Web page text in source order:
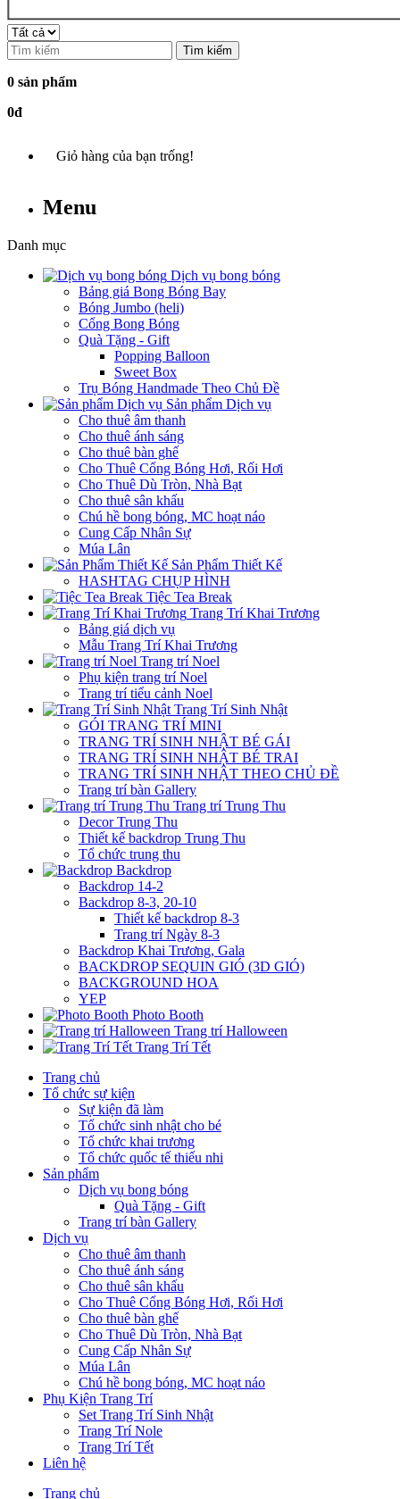
Tìm kiếm
0 sản phẩm
0đ
Giỏ hàng của bạn trống!
Menu
Danh mục
Dịch vụ bong bóng
Bảng giá Bong Bóng Bay
Bóng Jumbo (heli)
Cổng Bong Bóng
Quà Tặng - Gift
Popping Balloon
Sweet Box
Trụ Bóng Handmade Theo Chủ Đề
Sản phẩm Dịch vụ
Cho thuê âm thanh
Cho thuê ánh sáng
Cho thuê bàn ghế
Cho Thuê Cổng Bóng Hơi, Rối Hơi
Cho Thuê Dù Tròn, Nhà Bạt
Cho thuê sân khấu
Chú hề bong bóng, MC hoạt náo
Cung Cấp Nhân Sự
Múa Lân
Sản Phẩm Thiết Kế
HASHTAG CHỤP HÌNH
Tiệc Tea Break
Trang Trí Khai Trương
Bảng giá dịch vụ
Mẫu Trang Trí Khai Trương
Trang trí Noel
Phụ kiện trang trí Noel
Trang trí tiểu cảnh Noel
Trang Trí Sinh Nhật
GÓI TRANG TRÍ MINI
TRANG TRÍ SINH NHẬT BÉ GÁI
TRANG TRÍ SINH NHẬT BÉ TRAI
TRANG TRÍ SINH NHẬT THEO CHỦ ĐỀ
Trang trí bàn Gallery
Trang trí Trung Thu
Decor Trung Thu
Thiết kế backdrop Trung Thu
Tổ chức trung thu
Backdrop
Backdrop 14-2
Backdrop 8-3, 20-10
Thiết kế backdrop 8-3
Trang trí Ngày 8-3
Backdrop Khai Trương, Gala
BACKDROP SEQUIN GIÓ (3D GIÓ)
BACKGROUND HOA
YEP
Photo Booth
Trang trí Halloween
Trang Trí Tết
Trang chủ
Tổ chức sự kiện
Sự kiện đã làm
Tổ chức sinh nhật cho bé
Tổ chức khai trương
Tổ chức quốc tế thiếu nhi
Sản phẩm
Dịch vụ bong bóng
Quà Tặng - Gift
Trang trí bàn Gallery
Dịch vụ
Cho thuê âm thanh
Cho thuê ánh sáng
Cho thuê sân khấu
Cho Thuê Cổng Bóng Hơi, Rối Hơi
Cho thuê bàn ghế
Cho Thuê Dù Tròn, Nhà Bạt
Cung Cấp Nhân Sự
Múa Lân
Chú hề bong bóng, MC hoạt náo
Phụ Kiện Trang Trí
Set Trang Trí Sinh Nhật
Trang Trí Nole
Trang Trí Tết
Liên hệ
Trang chủ